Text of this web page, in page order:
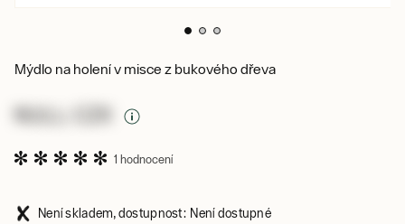
Mýdlo na holení v misce z bukového dřeva
NULL CZK
1 hodnocení
Není skladem, dostupnost: Není dostupné